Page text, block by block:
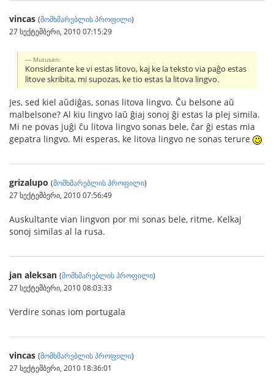
vincas (მომხმარებლის პროფილი)
27 სექტემბერი, 2010 07:15:29
Mutusen:
Konsiderante ke vi estas litovo, kaj ke la teksto via paĝo estas
litove skribita, mi supozas, ke tio estas la litova lingvo.
Jes, sed kiel aŭdiĝas, sonas litova lingvo. Ĉu belsone aŭ
malbelsone? Al kiu lingvo laŭ ĝiaj sonoj ĝi estas la plej simila.
Mi ne povas juĝi ĉu litova lingvo sonas bele, ĉar ĝi estas mia
gepatra lingvo. Mi esperas, ke litova lingvo ne sonas terure
grizalupo (მომხმარებლის პროფილი)
27 სექტემბერი, 2010 07:56:49
Auskultante vian lingvon por mi sonas bele, ritme. Kelkaj
sonoj similas al la rusa.
jan aleksan (მომხმარებლის პროფილი)
27 სექტემბერი, 2010 08:03:33
Verdire sonas iom portugala
vincas (მომხმარებლის პროფილი)
27 სექტემბერი, 2010 18:36:01